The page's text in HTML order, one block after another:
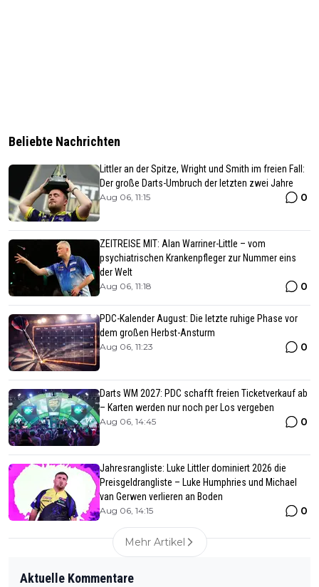
Beliebte Nachrichten
Littler an der Spitze, Wright und Smith im freien Fall:
Der große Darts-Umbruch der letzten zwei Jahre
Aug 06, 11:15 0
ZEITREISE MIT: Alan Warriner-Little – vom
psychiatrischen Krankenpfleger zur Nummer eins
der Welt
Aug 06, 11:18 0
PDC-Kalender August: Die letzte ruhige Phase vor
dem großen Herbst-Ansturm
Aug 06, 11:23 0
Darts WM 2027: PDC schafft freien Ticketverkauf ab
– Karten werden nur noch per Los vergeben
Aug 06, 14:45 0
Jahresrangliste: Luke Littler dominiert 2026 die
Preisgeldrangliste – Luke Humphries und Michael
van Gerwen verlieren an Boden
Aug 06, 14:15 0
Mehr Artikel
Aktuelle Kommentare